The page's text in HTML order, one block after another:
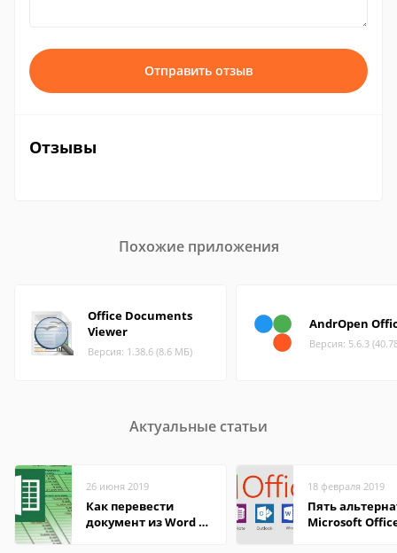
Отправить отзыв
Отзывы
Похожие приложения
Office Documents
Viewer
Версия: 1.38.6 (8.6 МБ)
AndrOpen
Версия: 5.6.3
Актуальные статьи
26 июня 2019
Как перевести
документ из Word в
18 февраля 2019
Пять
Microsoft